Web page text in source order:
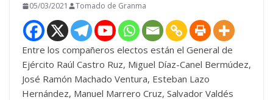
05/03/2021 Tomado de Granma
Entre los compañeros electos están el General de
Ejército Raúl Castro Ruz, Miguel Díaz-Canel Bermúdez,
José Ramón Machado Ventura, Esteban Lazo
Hernández, Manuel Marrero Cruz, Salvador Valdés